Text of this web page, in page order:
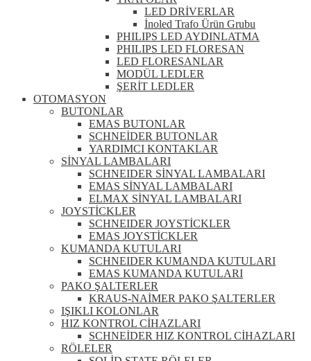
LED DRİVERLAR
İnoled Trafo Ürün Grubu
PHILIPS LED AYDINLATMA
PHILIPS LED FLORESAN
LED FLORESANLAR
MODÜL LEDLER
ŞERİT LEDLER
OTOMASYON
BUTONLAR
EMAS BUTONLAR
SCHNEİDER BUTONLAR
YARDIMCI KONTAKLAR
SİNYAL LAMBALARI
SCHNEIDER SİNYAL LAMBALARI
EMAS SİNYAL LAMBALARI
ELMAX SİNYAL LAMBALARI
JOYSTİCKLER
SCHNEIDER JOYSTİCKLER
EMAS JOYSTİCKLER
KUMANDA KUTULARI
SCHNEIDER KUMANDA KUTULARI
EMAS KUMANDA KUTULARI
PAKO ŞALTERLER
KRAUS-NAİMER PAKO ŞALTERLER
IŞIKLI KOLONLAR
HIZ KONTROL CİHAZLARI
SCHNEİDER HIZ KONTROL CİHAZLARI
RÖLELER